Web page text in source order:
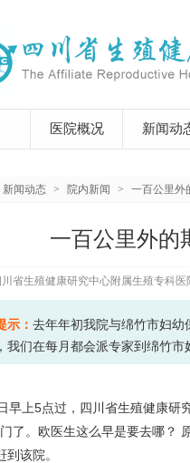
医院概况 新闻动
新闻动态 > 院内新闻 > 一百公里外
一百公里外的
川省生殖健康研究中心附属生殖专科医
示： 去年年初我院与绵竹市妇
我们在每月都会派专家到绵竹市
早上5点过，四川省生殖健康研
了。欧医生这么早是要去哪？
该院。